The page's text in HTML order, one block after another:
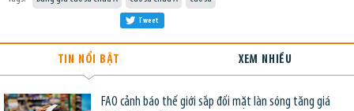
Tweet
TIN NỔI BẬT XEM NHIỀU
FAO cảnh báo thế giới sắp đối mặt làn sóng tăng giá